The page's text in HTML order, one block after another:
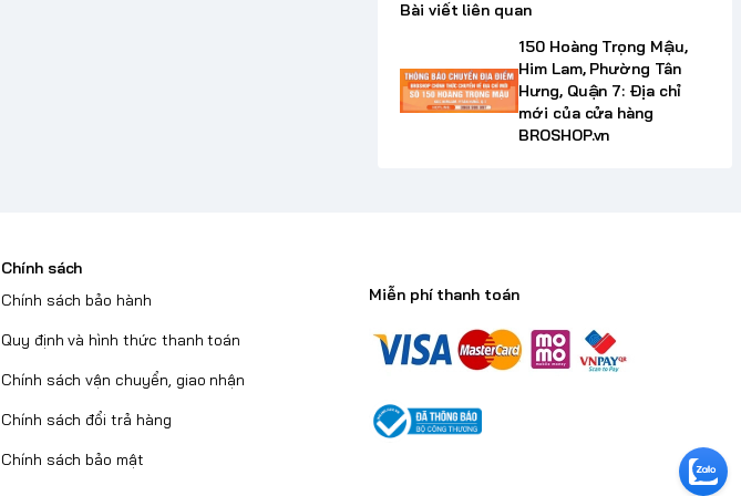
Bài viết liên quan
150 Hoàng Trọng Mậu,
Him Lam, Phường Tân
Hưng, Quận 7: Địa chỉ
mới của cửa hàng
BROSHOP.vn
Chính sách
Chính sách bảo hành
Quy định và hình thức thanh toán
Chính sách vận chuyển, giao nhận
Chính sách đổi trả hàng
Chính sách bảo mật
Miễn phí thanh toán